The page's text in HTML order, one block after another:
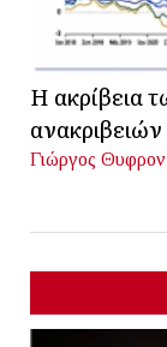
Η ακρίβεια
Γιώργος